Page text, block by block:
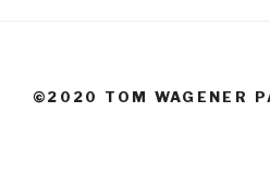
©2020 TOM WAGENER